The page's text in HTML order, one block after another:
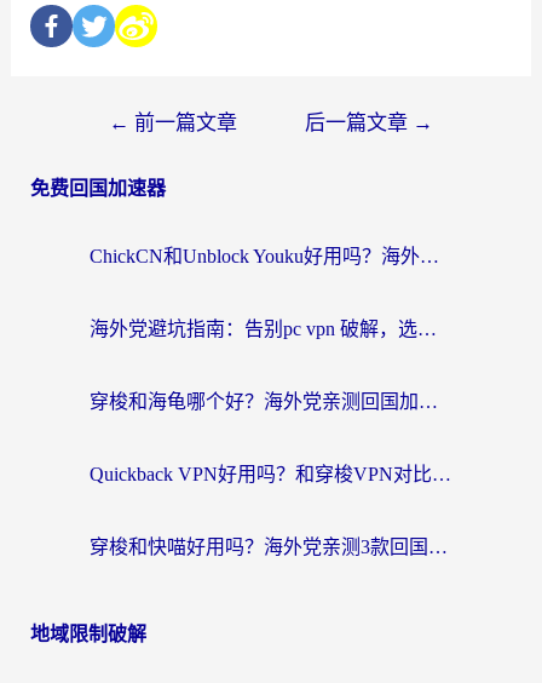
← 前一篇文章 后一篇文章 →
免费回国加速器
ChickCN和Unblock Youku好用吗？海外党亲测3款回国加速器，附iOS免费选择指南
海外党避坑指南：告别pc vpn 破解，选对回国加速器轻松访问国内资源
穿梭和海龟哪个好？海外党亲测回国加速器，附电脑免费VPN推荐
Quickback VPN好用吗？和穿梭VPN对比哪个回国效果更好？海外党必看的真实测评与选择指南
穿梭和快喵好用吗？海外党亲测3款回国加速器，附日本回国VPN避坑指南
地域限制破解